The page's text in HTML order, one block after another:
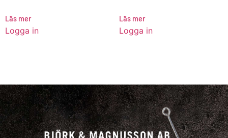
Läs mer
Logga in
Läs mer
Logga in